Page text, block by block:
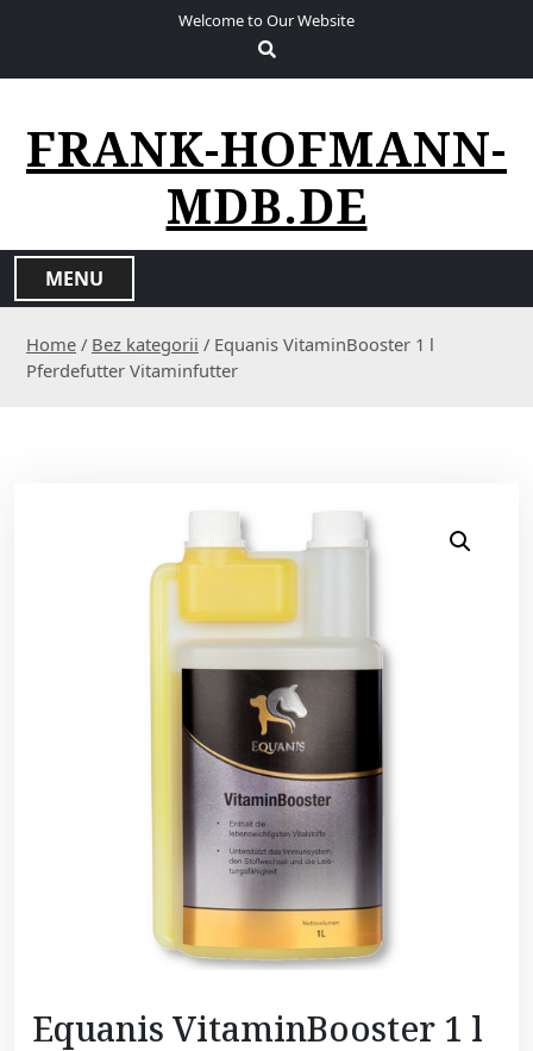
Welcome to Our Website
FRANK-HOFMANN-
MDB.DE
MENU
Home / Bez kategorii / Equanis VitaminBooster 1 l
Pferdefutter Vitaminfutter
Equanis VitaminBooster 1 l